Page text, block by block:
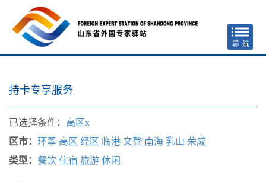
持卡专享服务
已选择条件： 高区x
区市： 环翠 高区 经区 临港 文登 南海 乳山 荣成
类型： 餐饮 住宿 旅游 休闲